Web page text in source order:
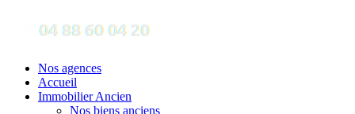
Nos agences
Accueil
Immobilier Ancien
Nos biens anciens